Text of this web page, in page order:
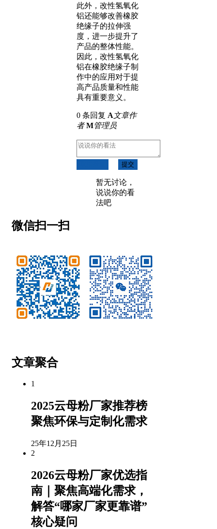
此外，改性氢氧化
铝还能够改善橡胶
绝缘子的拉伸强
度，进一步提升了
产品的整体性能。
因此，改性氢氧化
铝在橡胶绝缘子制
作中的应用对于提
高产品质量和性能
具有重要意义。
0 条回复 A文章作
者 M管理员
提交
暂无讨论，
说说你的看
法吧
微信扫一扫
文章聚合
1
2025云母粉厂家推荐榜
聚焦环保与定制化需求
25年12月25日
2
2026云母粉厂家优选指
南｜聚焦高端化需求，
解答“哪家厂家更靠谱”
核心疑问